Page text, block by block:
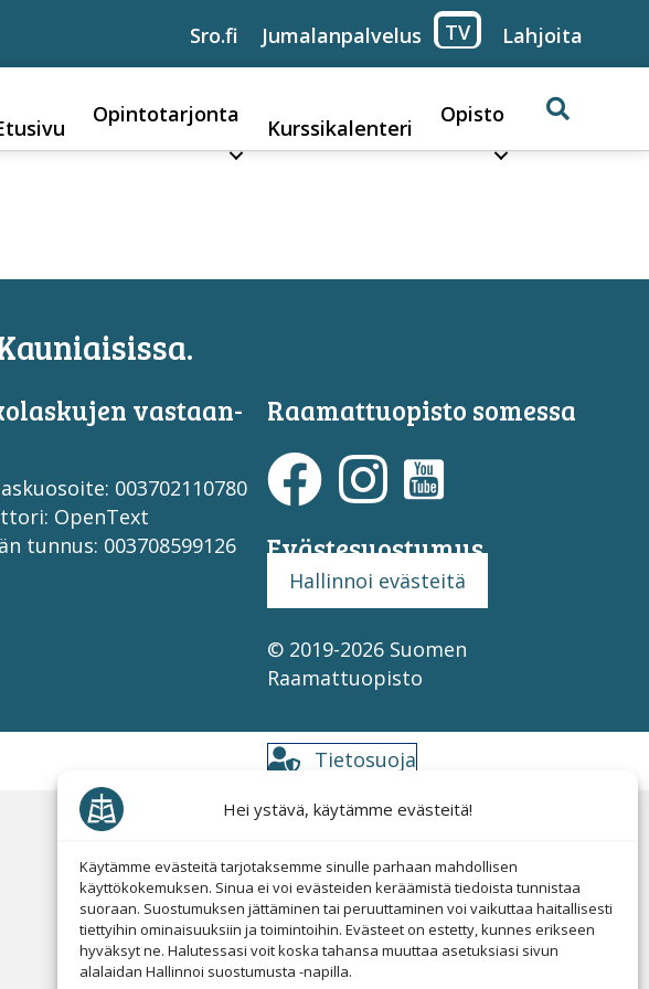
Hei ystävä, käytämme evästeitä!
Käytämme evästeitä tarjotaksemme sinulle parhaan mahdollisen
käyttökokemuksen. Sinua ei voi evästeiden keräämistä tiedoista tunnistaa
suoraan. Suostumuksen jättäminen tai peruuttaminen voi vaikuttaa haitallisesti
tiettyihin ominaisuuksiin ja toimintoihin. Evästeet on estetty, kunnes erikseen
hyväksyt ne. Halutessasi voit koska tahansa muuttaa asetuksiasi sivun
alalaidan Hallinnoi suostumusta -napilla.
Sro.fi Jumalanpalvelus TV Lahjoita
Opintotarjonta
Kurssikalenteri
Opisto
vastaan­
003702110780
OpenText
tunnus: 003708599126
Raamattuopisto somessa
Evästesuostumus
Hallinnoi evästeitä
© 2019-2026 Suomen
Raamattuopisto
Tietosuoja